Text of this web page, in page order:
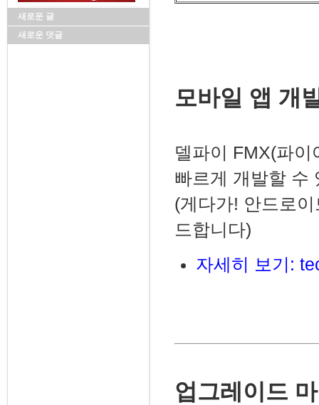
새로운 글
새로운 덧글
모바일 앱 개
델파이 FMX(파
빠르게 개발할 수
(게다가! 안드로
드합니다)
자세히 보기:
업그레이드